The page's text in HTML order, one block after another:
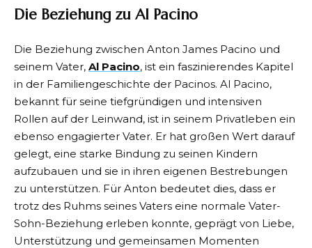
Die Beziehung zu Al Pacino
Die Beziehung zwischen Anton James Pacino und
seinem Vater, Al Pacino, ist ein faszinierendes Kapitel
in der Familiengeschichte der Pacinos. Al Pacino,
bekannt für seine tiefgründigen und intensiven
Rollen auf der Leinwand, ist in seinem Privatleben ein
ebenso engagierter Vater. Er hat großen Wert darauf
gelegt, eine starke Bindung zu seinen Kindern
aufzubauen und sie in ihren eigenen Bestrebungen
zu unterstützen. Für Anton bedeutet dies, dass er
trotz des Ruhms seines Vaters eine normale Vater-
Sohn-Beziehung erleben konnte, geprägt von Liebe,
Unterstützung und gemeinsamen Momenten